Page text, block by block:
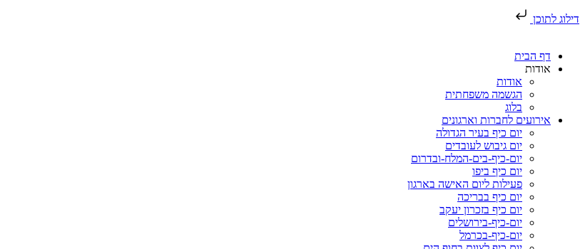
דילוג לתוכן
דף הבית
אודות
אודות
הגשמה משפחתית
בלוג
אירועים לחברות וארגונים
יום כיף בעיר הגדולה
יום גיבוש לעובדים
יום-כיף-בים-המלח-ובדרום
יום כיף ביפו
פעילות ליום האישה בארגון
יום כיף בבריכה
יום כיף בזכרון יעקב
יום-כיף-בירושלים
יום-כיף-בכרמל